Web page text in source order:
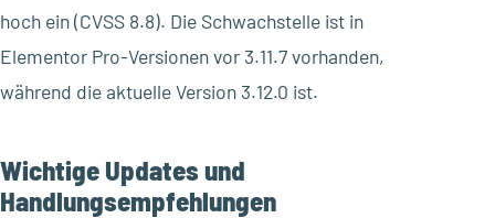
hoch ein (CVSS 8.8). Die Schwachstelle ist in
Elementor Pro-Versionen vor 3.11.7 vorhanden,
während die aktuelle Version 3.12.0 ist.
Wichtige Updates und
Handlungsempfehlungen